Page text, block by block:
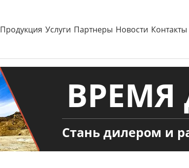
Продукция Услуги Партнеры Новости Контакты
ВРЕМЯ
Стань дилером и